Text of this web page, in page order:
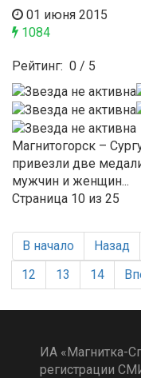
01 июня 2015
1084
Рейтинг: 0 / 5
Магнитогорск –
привезли две
мужчин и женщин...
Страница 10 из 25
В начало Назад
12
13 14
ИА «Магнитка-
регистрации